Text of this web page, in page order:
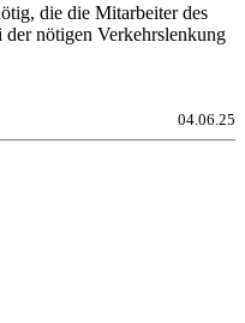
die die Mitarbeiter des
nötigen Verkehrslenkung
04.06.25